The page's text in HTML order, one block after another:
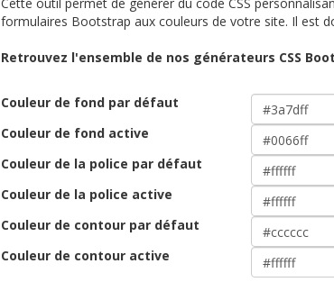
formulaires Bootstrap aux couleurs de votre site. Il est
Retrouvez l'ensemble de nos générateurs CSS
Couleur de fond par défaut
Couleur de fond active
Couleur de la police par défaut
Couleur de la police active
Couleur de contour par défaut
Couleur de contour active